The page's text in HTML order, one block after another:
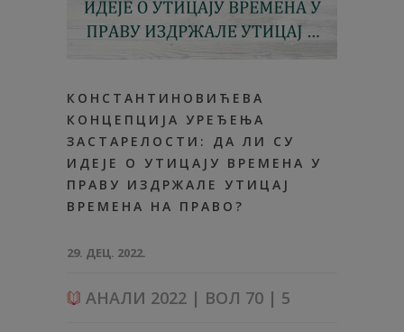
КОНСТАНТИНОВИЋЕВА
КОНЦЕПЦИЈА УРЕЂЕЊА
ЗАСТАРЕЛОСТИ: ДА ЛИ СУ
ИДЕЈЕ О УТИЦАЈУ ВРЕМЕНА У
ПРАВУ ИЗДРЖАЛЕ УТИЦАЈ
ВРЕМЕНА НА ПРАВО?
29. ДЕЦ. 2022.
АНАЛИ 2022 | ВОЛ 70 | 5